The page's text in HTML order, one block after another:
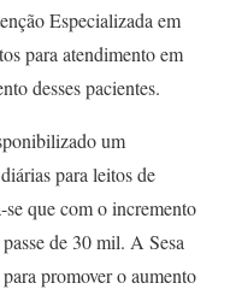
Especializada em
para atendimento em
desses pacientes.
um
para leitos de
que com o incremento
de 30 mil. A Sesa
promover o aumento